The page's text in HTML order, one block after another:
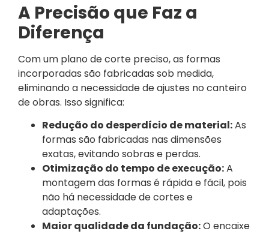
A Precisão que Faz a
Diferença
Com um plano de corte preciso, as formas
incorporadas são fabricadas sob medida,
eliminando a necessidade de ajustes no canteiro
de obras. Isso significa:
Redução do desperdício de material:As
formas são fabricadas nas dimensões
exatas, evitando sobras e perdas.
Otimização do tempo de execução:A
montagem das formas é rápida e fácil, pois
não há necessidade de cortes e
adaptações.
Maior qualidade da fundação:O encaixe